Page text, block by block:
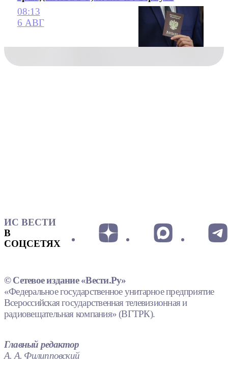
08:13
6 АВГ
ИС ВЕСТИ
В
СОЦСЕТЯХ
© Сетевое издание «Вести.Ру»
«Федеральное государственное унитарное предприятие
Всероссийская государственная телевизионная и
радиовещательная компания» (ВГТРК).
Главный редактор
А. А. Филипповский